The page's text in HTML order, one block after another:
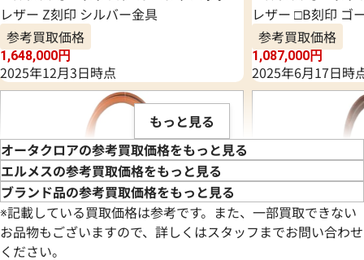
レザー Z刻印 シルバー金具
参考買取価格
1,648,000円
2025年12月3日時点
レザー □B刻印 ゴ
参考買取価格
1,087,000円
2025年6月17日時
もっと見る
オータクロアの参考買取価格をもっと見る
エルメスの参考買取価格をもっと見る
ブランド品の参考買取価格をもっと見る
※記載している買取価格は参考です。また、一部買取できない
お品物もございますので、詳しくはスタッフまでお問い合わせ
ください。